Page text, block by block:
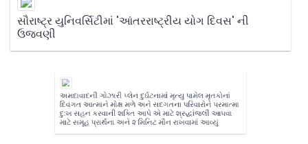
સૌરાષ્ટ્ર યુનિવર્સિટીમાં 'આંતરરાષ્ટ્રીય યોગ દિવસ' ની
ઉજવણી
અમદાવાદની ગોઝારી પ્લેન દુર્ઘટનામાં મૃત્યુ પામેલ મૃતકોનાં
દિવંગત આત્માને મોક્ષ મળે અને સદગતના પરિવારોને પરમાત્મા
દુ:ખ સહન કરવાની શક્તિ આપે એ માટે શ્રદ્ધાંજલી આપવા
માટે સમૂહ પ્રાર્થના અને ૨ મિનિટ મૌન રાખવામાં આવ્યું